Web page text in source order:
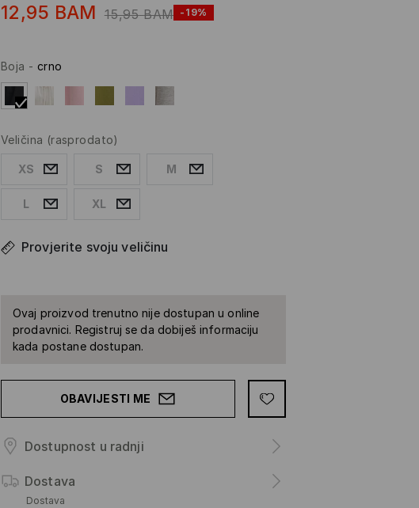
12,95 BAM 15,95 BAM -19%
Boja - crno
Veličina (rasprodato)
XS S M
L XL
Provjerite svoju veličinu
Ovaj proizvod trenutno nije dostupan u online
prodavnici. Registruj se da dobiješ informaciju
kada postane dostupan.
OBAVIJESTI ME
Dostupnost u radnji
Dostava
Dostava